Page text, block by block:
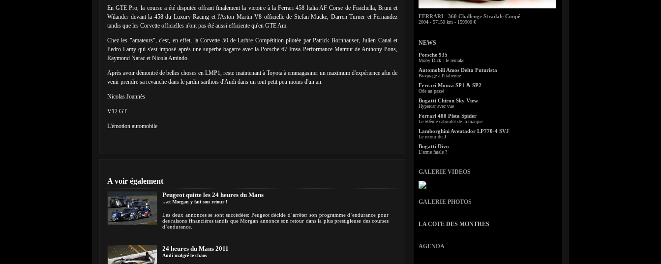
En GTE Pro, la course a été disputée offrant finalement la victoire à la Ferrari 458 Italia AF Corse de Fisichella, Bruni et
Wilander devant la 458 du Luxury Racing et l'Aston Martin V8 officielle de Stefan Mücke, Darren Turner et Fernandez
tandis que les Corvette officielles n'ont pas été aussi efficiente qu'en GTE Am.
Chez les "amateurs", c'est, en effet, la Corvette 50 de Larbre Compétition pilotée par Patrick Bornhauser, Julien Canal et
Pedro Lamy qui s'est imposé après une superbe bagarre avec la Porsche 67 Imsa Performance Matmut de Anthony Pons,
Raymond Narac et Nicola Amindo.
Après avoir démontré de belles choses en LMP1, reste maintenant à Toyota à emmagasiner un maximum d'expérience afin de
venir prendre sa revanche dans le jardin sarthois d'Audi dans un tout petit peu moins d'un an.
Nicolas Joannès
V12 GT
L'émotion automobile
A voir également
Peugeot quitte les 24 heures du Mans
…et Morgan y fait son retour !
Les deux annonces se sont succédées: Peugeot décide d’arrêter son programme d’endurance pour
des raisons financières tandis que Morgan annonce son retour dans la plus prestigieuse des courses
d’endurance.
24 heures du Mans 2011
Audi malgré le chaos
FERRARI - 360 Challenge Stradale Coupé
2004 - 57150 km - 159900 €
NEWS
Porsche 935
Moby Dick : le remake
Automobili Amos Delta Futurista
Braquage à l'italienne
Ferrari Monza SP1 & SP2
Ode au passé
Bugatti Chiron Sky View
Hypercar avec vue
Ferrari 488 Pista Spider
Le 50ème cabriolet de la marque
Lamborghini Aventador LP770-4 SVJ
Le retour du J
Bugatti Divo
L'arme fatale ?
GALERIE VIDEOS
GALERIE PHOTOS
LA COTE DES MONTRES
AGENDA